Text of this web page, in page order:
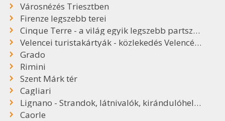
Városnézés Triesztben
Firenze legszebb terei
Cinque Terre - a világ egyik legszebb partszakasza
Velencei turistakártyák - közlekedés Velencében
Grado
Rimini
Szent Márk tér
Cagliari
Lignano - Strandok, látnivalók, kirándulóhelyek
Caorle